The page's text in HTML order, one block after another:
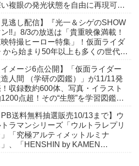
複眼の発光状態を自由に再現可
見逃し配信】『光一＆シゲのSHOW
!!』8/3の放送は「貴重映像満載！
特撮ヒーロー特集」！仮面ライダ
から始まり50年以上も多くの世代に
す！
イメージ6点公開】「仮面ライダー
人間 （学研の図鑑）」が11/11発
収録数約600体、写真・イラスト
点超！その“生態”を学習図鑑の
PB送料無料抽選販売10/13まで】ウ
トラマンシリーズ「ウルトラレプリ
」「究極アルティメットルミナ
」、「HENSHIN by KAMEN